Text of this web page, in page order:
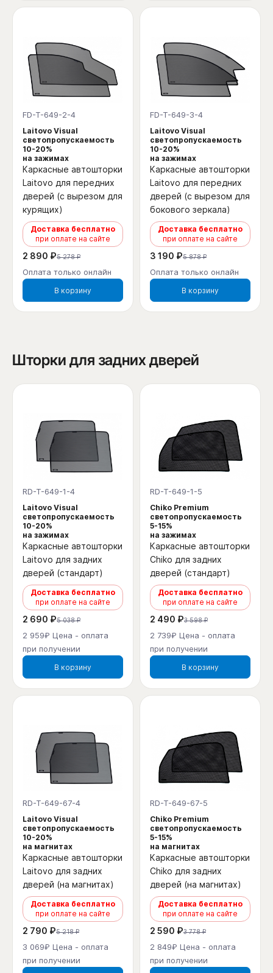
FD-T-649-2-4
Laitovo Visual
светопропускаемость
10-20%
на зажимах
Каркасные автошторки
Laitovo для передних
дверей (с вырезом для
курящих)
Доставка бесплатно
при оплате на сайте
2 890 ₽5 278 ₽
Оплата только онлайн
В корзину
FD-T-649-3-4
Laitovo Visual
светопропускаемость
10-20%
на зажимах
Каркасные автошторки
Laitovo для передних
дверей (с вырезом для
бокового зеркала)
Доставка бесплатно
при оплате на сайте
3 190 ₽5 878 ₽
Оплата только онлайн
В корзину
Шторки для задних дверей
RD-T-649-1-4
Laitovo Visual
светопропускаемость
10-20%
на зажимах
Каркасные автошторки
Laitovo для задних
дверей (стандарт)
Доставка бесплатно
при оплате на сайте
2 690 ₽5 038 ₽
2 959₽ Цена - оплата
при получении
В корзину
RD-T-649-1-5
Chiko Premium
светопропускаемость
5-15%
на зажимах
Каркасные автошторки
Chiko для задних
дверей (стандарт)
Доставка бесплатно
при оплате на сайте
2 490 ₽3 598 ₽
2 739₽ Цена - оплата
при получении
В корзину
RD-T-649-67-4
Laitovo Visual
светопропускаемость
10-20%
на магнитах
Каркасные автошторки
Laitovo для задних
дверей (на магнитах)
Доставка бесплатно
при оплате на сайте
2 790 ₽5 218 ₽
3 069₽ Цена - оплата
при получении
RD-T-649-67-5
Chiko Premium
светопропускаемость
5-15%
на магнитах
Каркасные автошторки
Chiko для задних
дверей (на магнитах)
Доставка бесплатно
при оплате на сайте
2 590 ₽3 778 ₽
2 849₽ Цена - оплата
при получении